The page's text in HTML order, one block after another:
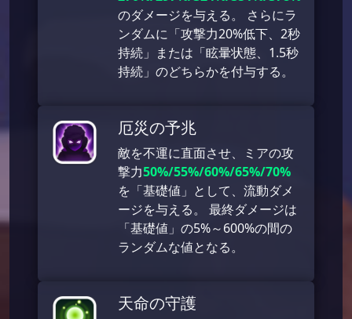
のダメージを与える。 さらにラ
ンダムに「攻撃力20%低下、2秒
持続」または「眩暈状態、1.5秒
持続」のどちらかを付与する。
厄災の予兆
敵を不運に直面させ、ミアの攻
撃力50%/55%/60%/65%/70%
を「基礎値」として、流動ダメ
ージを与える。 最終ダメージは
「基礎値」の5%～600%の間の
ランダムな値となる。
天命の守護